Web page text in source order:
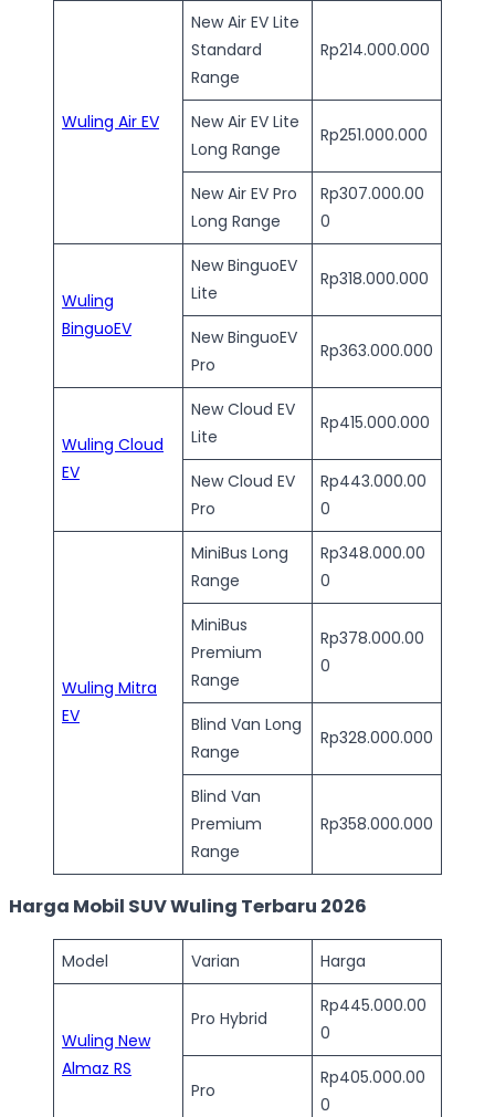
Wuling Air EV
New Air EV Lite
Standard
Range
Rp214.000.000
New Air EV Lite
Long Range
Rp251.000.000
New Air EV Pro
Long Range
Rp307.000.00
0
Wuling
BinguoEV
New BinguoEV
Lite
Rp318.000.000
New BinguoEV
Pro
Rp363.000.000
Wuling Cloud
EV
New Cloud EV
Lite
Rp415.000.000
New Cloud EV
Pro
Rp443.000.00
0
Wuling Mitra
EV
MiniBus Long
Range
Rp348.000.00
0
MiniBus
Premium
Range
Rp378.000.00
0
Blind Van Long
Range
Rp328.000.000
Blind Van
Premium
Range
Rp358.000.000
Harga Mobil SUV Wuling Terbaru 2026
Model Varian Harga
Wuling New
Almaz RS
Pro Hybrid
Rp445.000.00
0
Pro
Rp405.000.00
0